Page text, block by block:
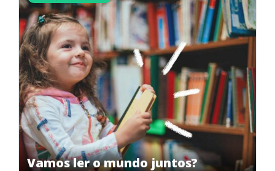
Vamos ler o mundo juntos?